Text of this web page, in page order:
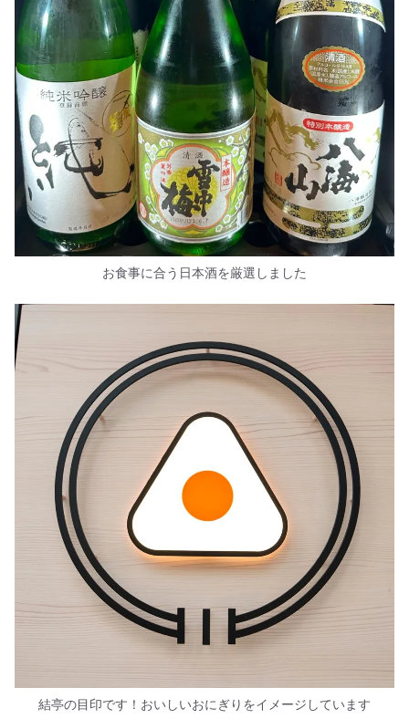
お食事に合う日本酒を厳選しました
結亭の目印です！おいしいおにぎりをイメージしています